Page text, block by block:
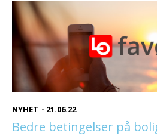
NYHET - 21.06.22
Bedre betingelser på